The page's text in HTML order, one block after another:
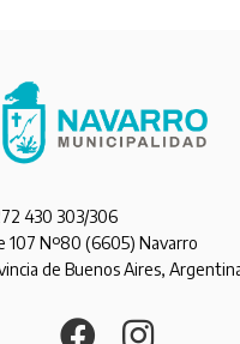
430 303/306
107 Nº80 (6605) Navarro
de Buenos Aires,